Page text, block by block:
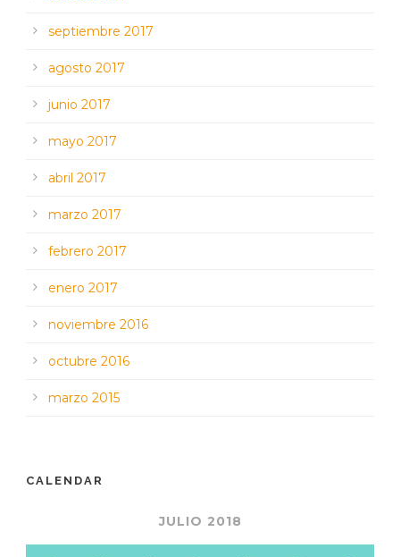
septiembre 2017
agosto 2017
junio 2017
mayo 2017
abril 2017
marzo 2017
febrero 2017
enero 2017
noviembre 2016
octubre 2016
marzo 2015
CALENDAR
JULIO 2018